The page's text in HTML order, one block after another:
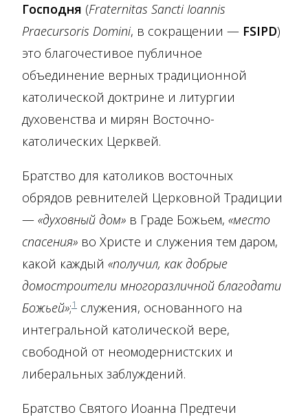
Господня (Fraternitas Sancti Ioannis
Praecursoris Domini, в сокращении — FSIPD)
это благочестивое публичное
объединение верных традиционной
католической доктрине и литургии
духовенства и мирян Восточно-
католических Церквей.
Братство для католиков восточных
обрядов ревнителей Церковной Традиции
— «духовный дом» в Граде Божьем, «место
спасения» во Христе и служения тем даром,
какой каждый «получил, как добрые
домостроители многоразличной благодати
Божьей»;1 служения, основанного на
интегральной католической вере,
свободной от неомодернистских и
либеральных заблуждений.
Братство Святого Иоанна Предтечи